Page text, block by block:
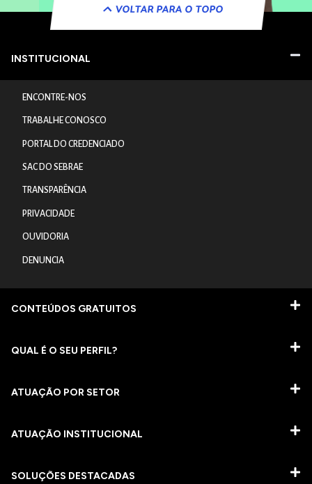
VOLTAR PARA O TOPO
INSTITUCIONAL
ENCONTRE-NOS
TRABALHE CONOSCO
PORTAL DO CREDENCIADO
SAC DO SEBRAE
TRANSPARÊNCIA
PRIVACIDADE
OUVIDORIA
DENUNCIA
CONTEÚDOS GRATUITOS
QUAL É O SEU PERFIL?
ATUAÇÃO POR SETOR
ATUAÇÃO INSTITUCIONAL
SOLUÇÕES DESTACADAS